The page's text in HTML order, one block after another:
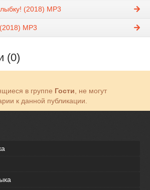
(2018) MP3
MP3
(0)
в группе Гости, не могут
к данной публикации.